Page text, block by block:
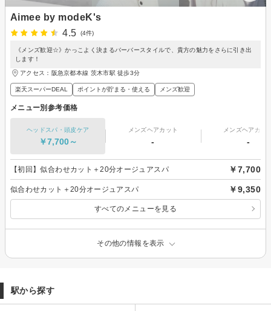
Aimee by modeK's
4.5
(4件)
《メンズ歓迎☆》かっこよく決まるバーバースタイルで、貴方の魅力をさらに引き出
します！
アクセス：阪急京都本線 茨木市駅 徒歩3分
楽天スーパーDEAL ポイントが貯まる・使える メンズ歓迎
メニュー別参考価格
ヘッドスパ・頭皮ケア
￥7,700～
メンズヘアカット
-
メンズヘアカラ
-
【初回】似合わせカット＋20分オージュアスパ ￥7,700
似合わせカット＋20分オージュアスパ ￥9,350
すべてのメニューを見る
その他の情報を表示
駅から探す